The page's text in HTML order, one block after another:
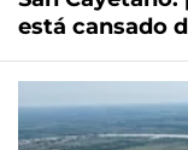
está cansado